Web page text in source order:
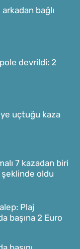
bağlı
devrildi: 2
uçtuğu kaza
7 kazadan biri
oldu
Plaj
başına 2 Euro